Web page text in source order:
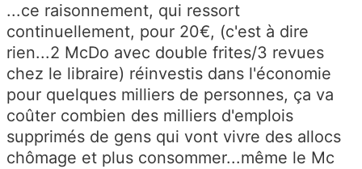
...ce raisonnement, qui ressort
continuellement, pour 20€, (c'est à dire
rien...2 McDo avec double frites/3 revues
chez le libraire) réinvestis dans l'économie
pour quelques milliers de personnes, ça va
coûter combien des milliers d'emplois
supprimés de gens qui vont vivre des allocs
chômage et plus consommer...même le Mc